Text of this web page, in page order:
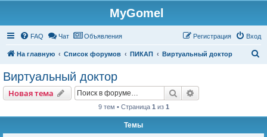
MyGomel
FAQ Чат Объявления Вход
Регистрация
На главную Список форумов ПИКАП Виртуальный доктор
Виртуальный доктор
Новая тема
Новаятема Поиск
9 тем • Страница 1 из 1
Темы